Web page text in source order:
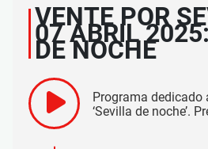
VENTE POR
07 ABRIL
DE NOCHE
Programa dedicado
‘Sevilla de noche’.